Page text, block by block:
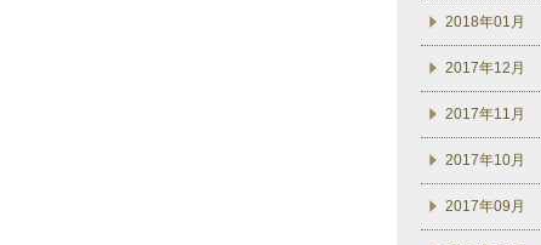
2018年01月
2017年12月
2017年11月
2017年10月
2017年09月